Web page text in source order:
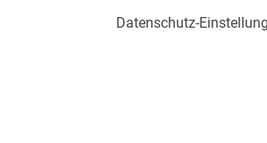
Datenschutz-